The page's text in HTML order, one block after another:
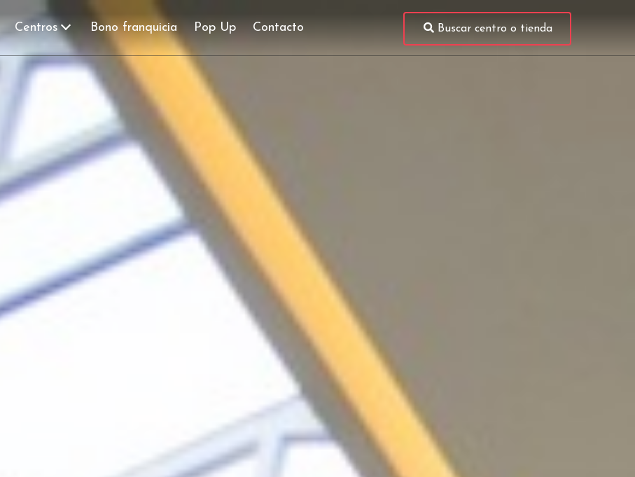
Centros Bono franquicia Pop Up Contacto Buscar centro o tienda